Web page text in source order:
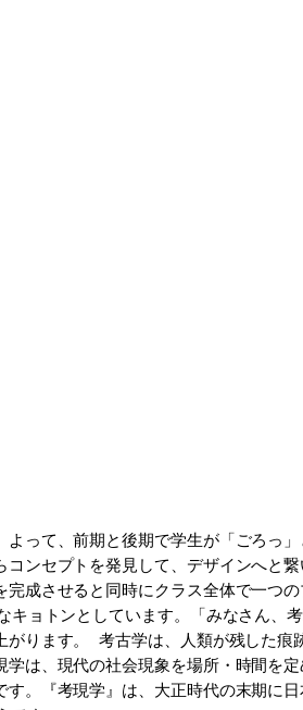
って、前期と後期で学生が「ごろっ
ンセプトを発見して、デザインへと
成させると同時にクラス全体で一つ
ョトンとしています。「みなさん、
ります。 考古学は、人類が残した
は、現代の社会現象を場所・時間を
。『考現学』は、大正時代の末期に